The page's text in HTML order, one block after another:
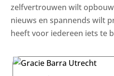
zelfvertrouwen wilt
nieuws en spannends wilt
heeft voor iedereen iets te